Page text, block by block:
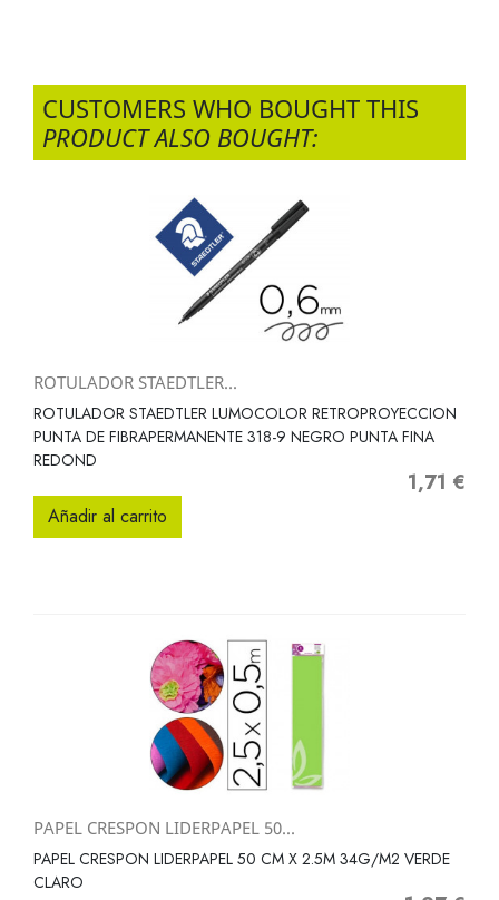
CUSTOMERS WHO BOUGHT THIS
PRODUCT ALSO BOUGHT:
ROTULADOR STAEDTLER...
ROTULADOR STAEDTLER LUMOCOLOR RETROPROYECCION
PUNTA DE FIBRAPERMANENTE 318-9 NEGRO PUNTA FINA
REDOND
Precio
1,71 €
Añadir al carrito
PAPEL CRESPON LIDERPAPEL 50...
PAPEL CRESPON LIDERPAPEL 50 CM X 2.5M 34G/M2 VERDE
CLARO